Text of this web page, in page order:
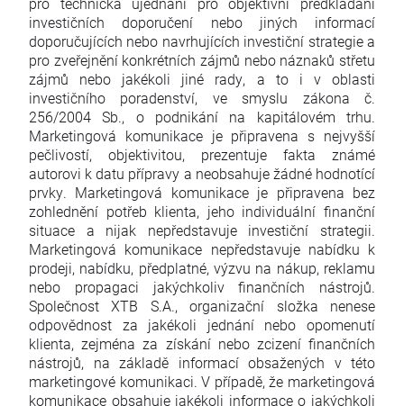
investičních doporučení nebo jiných informací
doporučujících nebo navrhujících investiční strategie a
pro zveřejnění konkrétních zájmů nebo náznaků střetu
zájmů nebo jakékoli jiné rady, a to i v oblasti
investičního poradenství, ve smyslu zákona č.
256/2004 Sb., o podnikání na kapitálovém trhu.
Marketingová komunikace je připravena s nejvyšší
pečlivostí, objektivitou, prezentuje fakta známé
autorovi k datu přípravy a neobsahuje žádné hodnotící
prvky. Marketingová komunikace je připravena bez
zohlednění potřeb klienta, jeho individuální finanční
situace a nijak nepředstavuje investiční strategii.
Marketingová komunikace nepředstavuje nabídku k
prodeji, nabídku, předplatné, výzvu na nákup, reklamu
nebo propagaci jakýchkoliv finančních nástrojů.
Společnost XTB S.A., organizační složka nenese
odpovědnost za jakékoli jednání nebo opomenutí
klienta, zejména za získání nebo zcizení finančních
nástrojů, na základě informací obsažených v této
marketingové komunikaci. V případě, že marketingová
komunikace obsahuje jakékoli informace o jakýchkoli